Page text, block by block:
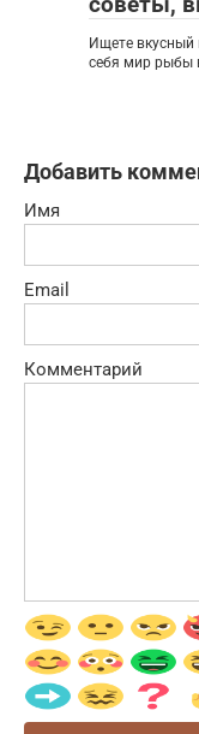
Ищете вкусный
себя мир рыбы
Добавить
Имя
Email
Комментарий